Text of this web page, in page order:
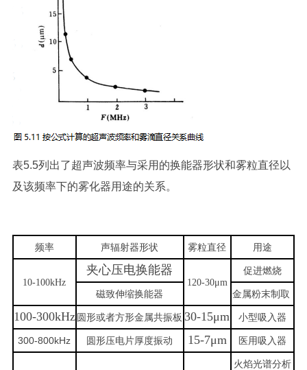
表5.5列出了超声波频率与采用的换能器形状和雾粒直径以
及该频率下的雾化器用途的关系。
频率 声辐射器形状 雾粒直径 用途
10-100kHz
夹心压电换能器
120-30μm
促进燃烧
磁致伸缩换能器 金属粉末制取
100-300kHz圆形或者方形金属共振板 30-15μm 小型吸入器
300-800kHz 圆形压电片厚度振动 15-7μm 医用吸入器
火焰光谱分析